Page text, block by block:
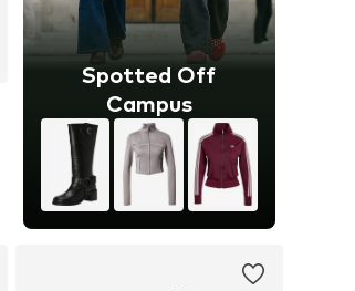
Spotted Off
Campus